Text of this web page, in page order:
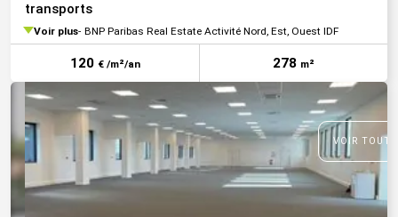
transports
Voir plus BNP Paribas Real Estate Activité Nord, Est, Ouest IDF
120 € /m²/an 278 m²
VOIR